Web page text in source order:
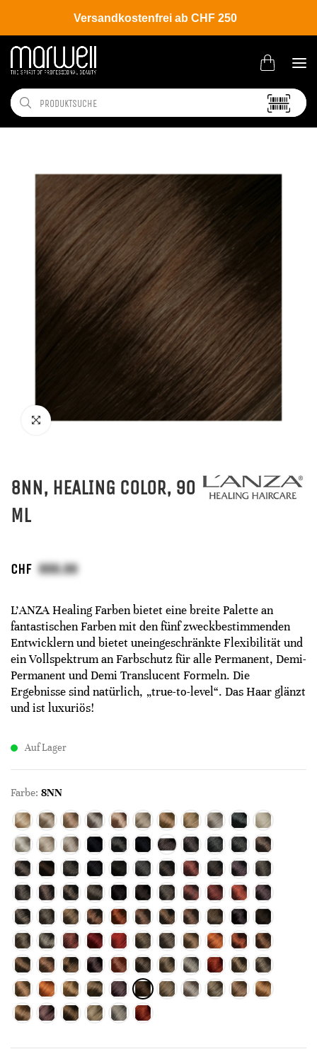
Versandkostenfrei ab CHF 250
Shop Brands L'ANZA Coloration Healing Color
8NN, HEALING COLOR, 90
ML
CHF
L'ANZA Healing Farben bietet eine breite Palette an
fantastischen Farben mit den fünf zweckbestimmenden
Entwicklern und bietet uneingeschränkte Flexibilität und
ein Vollspektrum an Farbschutz für alle Permanent, Demi-
Permanent und Demi Translucent Formeln. Die
Ergebnisse sind natürlich, „true-to-level“. Das Haar glänzt
und ist luxuriös!
Auf Lager
Farbe: 8NN